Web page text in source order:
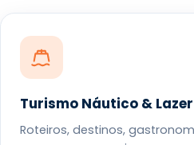
Turismo Náutico & Lazer
Roteiros, destinos,